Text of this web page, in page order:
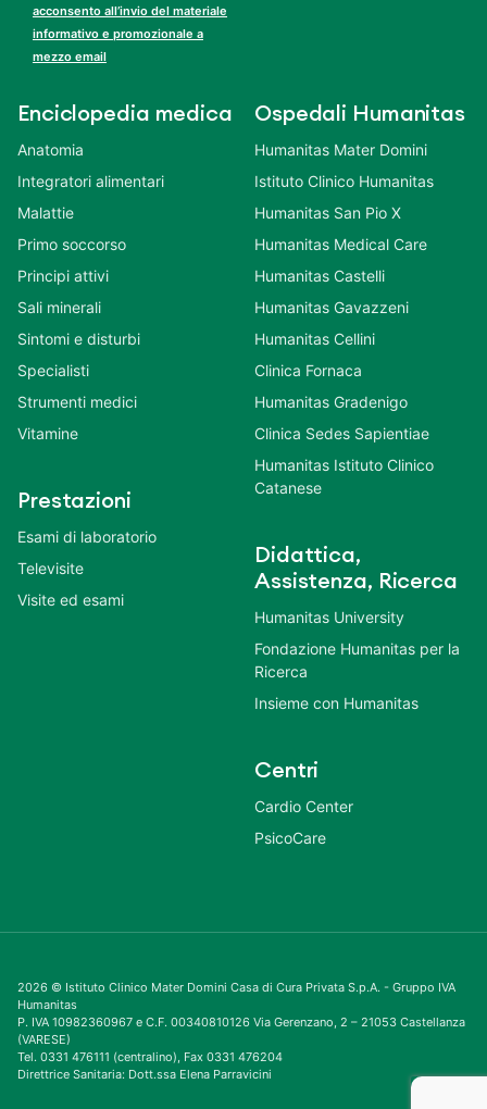
acconsento all’invio del materiale
informativo e promozionale a
mezzo email
Enciclopedia medica
Anatomia
Integratori alimentari
Malattie
Primo soccorso
Principi attivi
Sali minerali
Sintomi e disturbi
Specialisti
Strumenti medici
Vitamine
Prestazioni
Esami di laboratorio
Televisite
Visite ed esami
Ospedali Humanitas
Humanitas Mater Domini
Istituto Clinico Humanitas
Humanitas San Pio X
Humanitas Medical Care
Humanitas Castelli
Humanitas Gavazzeni
Humanitas Cellini
Clinica Fornaca
Humanitas Gradenigo
Clinica Sedes Sapientiae
Humanitas Istituto Clinico
Catanese
Didattica,
Assistenza, Ricerca
Humanitas University
Fondazione Humanitas per la
Ricerca
Insieme con Humanitas
Centri
Cardio Center
PsicoCare
2026 © Istituto Clinico Mater Domini Casa di Cura Privata S.p.A. - Gruppo IVA
Humanitas
P. IVA 10982360967 e C.F. 00340810126 Via Gerenzano, 2 – 21053 Castellanza
(VARESE)
Tel. 0331 476111 (centralino), Fax 0331 476204
Direttrice Sanitaria: Dott.ssa Elena Parravicini